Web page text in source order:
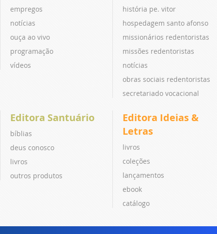
empregos
notícias
ouça ao vivo
programação
vídeos
história pe. vitor
hospedagem santo afonso
missionários redentoristas
missões redentoristas
notícias
obras sociais redentoristas
secretariado vocacional
Editora Santuário
bíblias
deus conosco
livros
outros produtos
Editora Ideias &
Letras
livros
coleções
lançamentos
ebook
catálogo